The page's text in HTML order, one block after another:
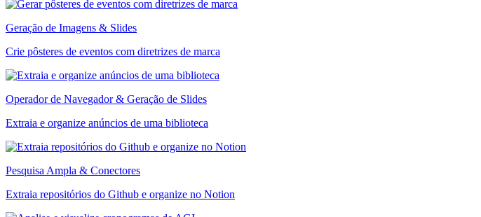
Geração de Imagens & Slides
Crie pôsteres de eventos com diretrizes de marca
Operador de Navegador & Geração de Slides
Extraia e organize anúncios de uma biblioteca
Pesquisa Ampla & Conectores
Extraia repositórios do Github e organize no Notion